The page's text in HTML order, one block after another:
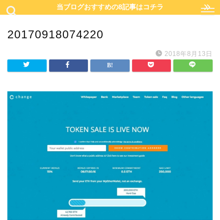
当ブログおすすめの8記事はコチラ
20170918074220
2018年8月13日